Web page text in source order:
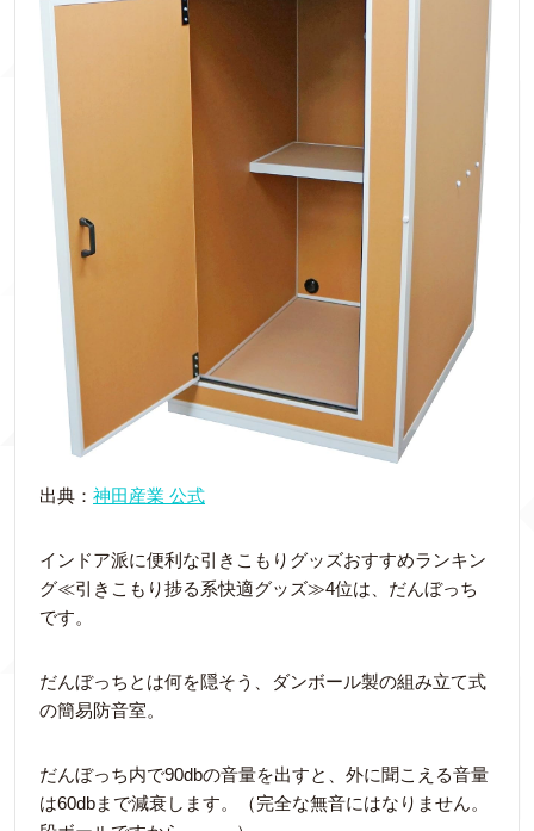
出典： 神田産業 公式
インドア派に便利な引きこもりグッズおすすめランキン
グ≪引きこもり捗る系快適グッズ≫4位は、だんぼっち
です。
だんぼっちとは何を隠そう、ダンボール製の組み立て式
の簡易防音室。
だんぼっち内で90dbの音量を出すと、外に聞こえる音量
は60dbまで減衰します。（完全な無音にはなりません。